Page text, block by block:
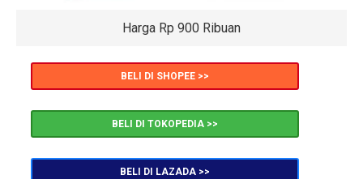
Harga Rp 900 Ribuan
BELI DI SHOPEE >>
BELI DI TOKOPEDIA >>
BELI DI LAZADA >>